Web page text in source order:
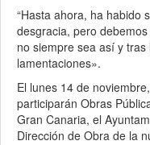
“Hasta ahora, ha habido
desgracia, pero
no siempre sea así y
lamentaciones».
El lunes 14 de
participarán Obras
Gran Canaria, el
Dirección de Obra de la